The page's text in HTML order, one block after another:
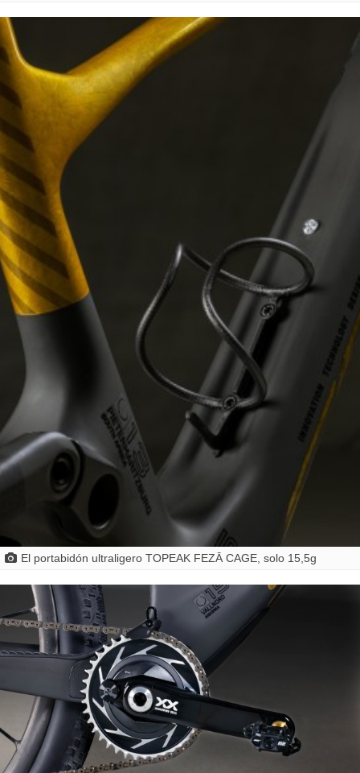
El portabidón ultraligero TOPEAK FEZĀ CAGE, solo 15,5g